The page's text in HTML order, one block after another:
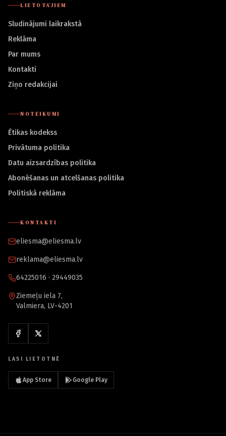
LIETOTĀJIEM
Sludinājumi laikrakstā
Reklāma
Par mums
Kontakti
Ziņo redakcijai
NOTEIKUMI
Ētikas kodekss
Privātuma politika
Datu aizsardzības politika
Abonēšanas un atcelšanas politika
Politiskā reklāma
KONTAKTI
eliesma@eliesma.lv
reklama@eliesma.lv
64225016 · 29449035
Ziemeļu iela 7,
Valmiera, LV-4201
LASI LIETOTNĒ
App Store Google Play